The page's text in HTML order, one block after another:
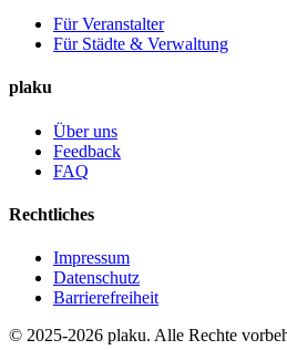
Für Veranstalter
Für Städte & Verwaltung
plaku
Über uns
Feedback
FAQ
Rechtliches
Impressum
Datenschutz
Barrierefreiheit
© 2025-2026 plaku. Alle Rechte